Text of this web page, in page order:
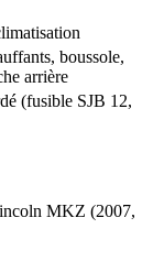
boussole,
arrière
(fusible SJB 12,